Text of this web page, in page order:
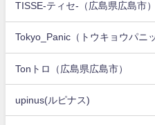
TISSE-ティセ-（広島県広島市）
Tokyo_Panic（トウキョウパニ
Tonトロ（広島県広島市）
upinus(ルピナス)